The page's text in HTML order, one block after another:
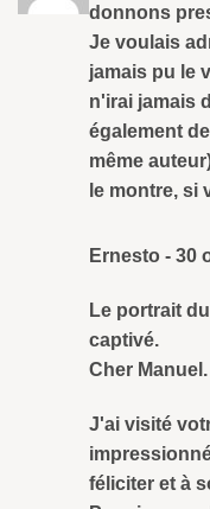
donnons
Je voulais
jamais pu le
n'irai jamais
également
même
le montre, si
Ernesto - 30
Le portrait
captivé.
Cher Manuel.
J'ai visité
féliciter et à